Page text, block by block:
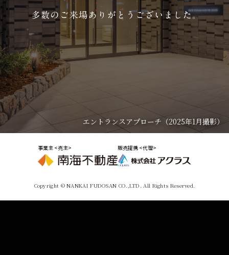
エントランスアプローチ（2025年1月撮影）
事業主 <売主> 販売提携 <代理>
Copyright © NANKAI FUDOSAN CO.,LTD. All Rights Reserved.